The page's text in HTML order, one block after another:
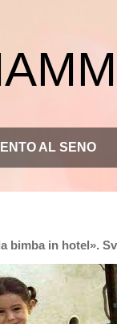
AL SENO
bimba in hotel».